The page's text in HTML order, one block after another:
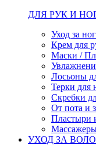
ДЛЯ РУК И
Уход за
Крем для
Маски /
Лосьоны
Терки для
Скребки
От пота и
Пластыри
УХОД ЗА